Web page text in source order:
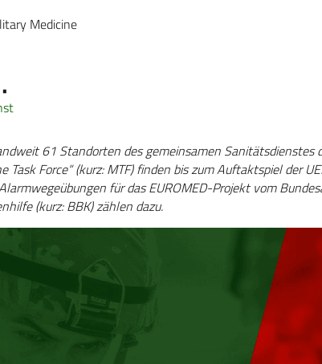
Medicine
61 Standorten des gemeinsamen Sanitätsdienstes
Task Force“ (kurz: MTF) finden bis zum Auftaktspiel der
für das EUROMED-Projekt vom
(kurz: BBK) zählen dazu.